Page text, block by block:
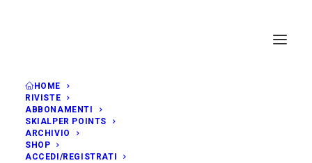
HOME
RIVISTE
ABBONAMENTI
SKIALPER POINTS
ARCHIVIO
SHOP
ACCEDI/REGISTRATI